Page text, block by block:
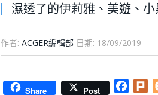
濕透了的伊莉雅、美遊、
作者: ACGER編輯部 日期: 18/09/2019
Share Post